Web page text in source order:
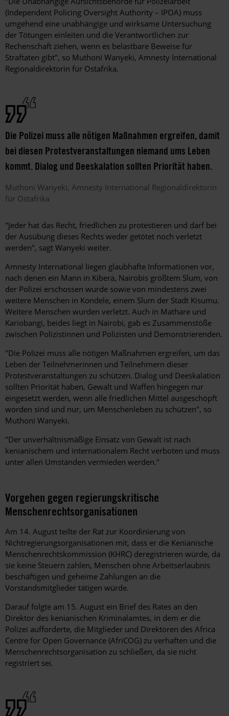
(Independent Policing Oversight Authority – IPOA) muss
umgehend eine unabhängige und wirksame Untersuchung
der Tötungen einleiten und die Verantwortlichen zur
Rechenschaft ziehen, wenn es belastbare Beweise für
Straftaten gibt", so Muthoni Wanyeki, Amnesty International
Regionaldirektorin für Ostafrika.
Die Polizei muss alle nötigen Maßnahmen ergreifen, damit
bei diesen Protestveranstaltungen niemand ums Leben
kommt. Dialog und Deeskalation sollten Priorität haben.
Muthoni Wanyeki Amnesty International Regionaldirektorin
für Ostafrika
"Jeder hat das Recht, friedlichen zu protestieren und darf bei
der Ausübung dieses Rechts weder getötet noch verletzt
werden", sagt Wanyeki weiter.
Amnesty International liegen glaubhafte Informationen vor,
nach denen ein Mann in Kibera, Nairobis größtem Slum, von
der Polizei erschossen wurde sowie von mindestens zwei
weitere Menschen in Kondele, einem Slum der Stadt Kisumu.
Weitere Menschen wurden verletzt. Auch in Mathare und
Kariobangi, beides liegt in Nairobi, gab es Zusammenstöße
zwischen Polizistinnen und Polizisten und Demonstrierenden.
"Die Polizei muss alle nötigen Maßnahmen ergreifen, um das
Leben der Teilnehmerinnen und Teilnehmern dieser
Protestveranstaltungen zu schützen. Dialog und Deeskalation
sollten Priorität haben, Gewalt und Waffen hingegen nur
eingesetzt werden, wenn alle friedlichen Mittel ausgeschöpft
worden sind und nur, um Menschenleben zu schützen", so
Muthoni Wanyeki.
"Der unverhältnismäßige Einsatz von Gewalt ist nach
kenianischem und internationalem Recht verboten und muss
unter allen Umständen vermieden werden."
Vorgehen gegen regierungskritische
Menschenrechtsorganisationen
Am 14. August teilte der Rat zur Koordinierung von
Nichtregierungsorganisationen mit, dass er die Kenianische
Menschenrechtskommission (KHRC) deregistrieren würde, da
sie keine Steuern zahlen, Menschen ohne Arbeitserlaubnis
beschäftigen und geheime Zahlungen an die
Vorstandsmitglieder tätigen würde.
Darauf folgte am 15. August ein Brief des Rates an den
Direktor des kenianischen Kriminalamtes, in dem er die
Polizei aufforderte, die Mitglieder und Direktoren des Africa
Centre for Open Governance (AfriCOG) zu verhaften und die
Menschenrechtsorganisation zu schließen, da sie nicht
registriert sei.